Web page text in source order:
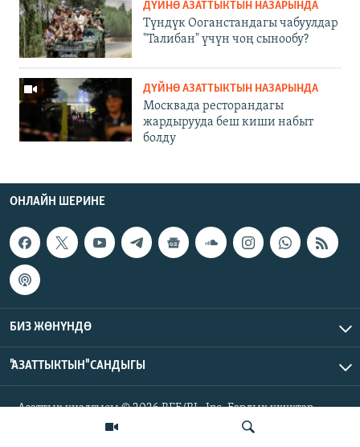
ДҮЙНӨ АЗАТТЫКТЫН НАЗАРЫНДА
Түндүк Ооганстандагы чабуулдар
"Талибан" үчүн чоң сынообу?
ДҮЙНӨ АЗАТТЫКТЫН НАЗАРЫНДА
Москвада ресторандагы
жардырууда беш киши набыт
болду
ОНЛАЙН ШЕРИНЕ
БИЗ ЖӨНҮНДӨ
"АЗАТТЫКТЫН" САНДЫГЫ
Азаттык үналгысы © 2026 RFE/RL, Inc. Бардык укуктар